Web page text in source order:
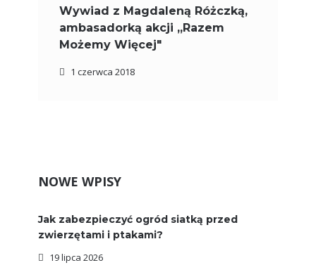
Wywiad z Magdaleną Różczką,
ambasadorką akcji „Razem
Możemy Więcej"
1 czerwca 2018
NOWE WPISY
Jak zabezpieczyć ogród siatką przed
zwierzętami i ptakami?
19 lipca 2026